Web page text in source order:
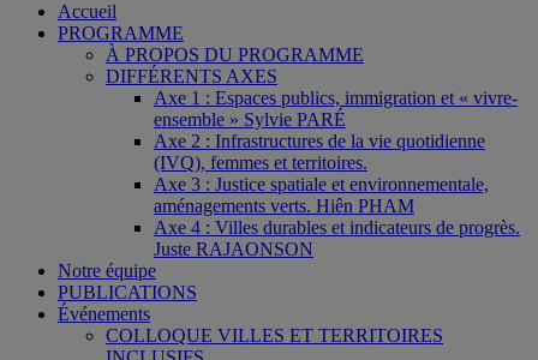
Accueil
PROGRAMME
À PROPOS DU PROGRAMME
DIFFÉRENTS AXES
Axe 1 : Espaces publics, immigration et « vivre-
ensemble » Sylvie PARÉ
Axe 2 : Infrastructures de la vie quotidienne
(IVQ), femmes et territoires.
Axe 3 : Justice spatiale et environnementale,
aménagements verts. Hiên PHAM
Axe 4 : Villes durables et indicateurs de progrès.
Juste RAJAONSON
Notre équipe
PUBLICATIONS
Événements
COLLOQUE VILLES ET TERRITOIRES